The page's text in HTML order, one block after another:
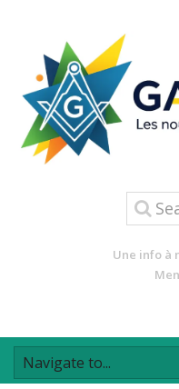
Une info à